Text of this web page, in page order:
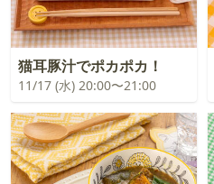
猫耳豚汁でポカポカ！
11/17 (水) 20:00〜21:00